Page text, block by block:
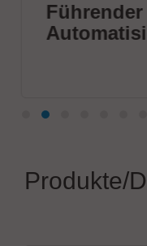
von
Produkte/